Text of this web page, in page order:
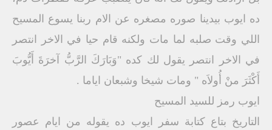
ده ايوب بيدينا صوره مصغره عن الام ربنا يسوع المسيح
اللي وقت صلبه لما مات ولكنه قام حيا في الاخر انتصر
في الاخر انتصر يقول لك كده "وَبَارَكَ الرَّبُّ آخرَةَ أَيُّوبَ
أَكْثَرَ منْ أُولاَه " ومات شيخا وشبعان اياما .
ايوب رمز للسيد المسيح
التاريخ بتاع كتابة سفر ايوب ده يقوله من ايام عصور